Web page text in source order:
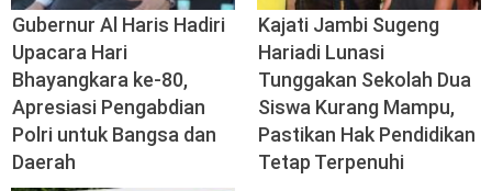
Gubernur Al Haris Hadiri
Upacara Hari
Bhayangkara ke-80,
Apresiasi Pengabdian
Polri untuk Bangsa dan
Daerah
Kajati Jambi Sugeng
Hariadi Lunasi
Tunggakan Sekolah Dua
Siswa Kurang Mampu,
Pastikan Hak Pendidikan
Tetap Terpenuhi